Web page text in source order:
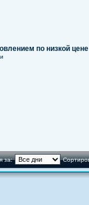
по низкой цене
за: